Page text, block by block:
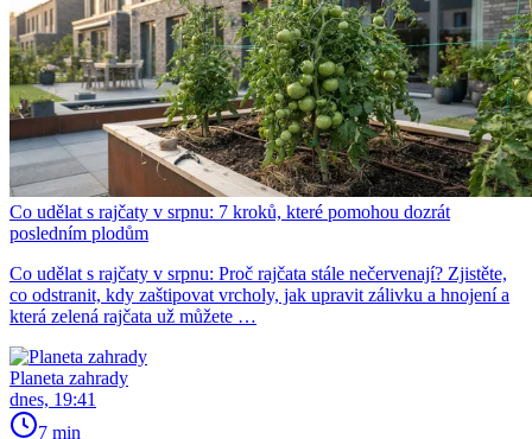
Co udělat s rajčaty v srpnu: 7 kroků, které pomohou dozrát
posledním plodům
Co udělat s rajčaty v srpnu: Proč rajčata stále nečervenají? Zjistěte,
co odstranit, kdy zaštipovat vrcholy, jak upravit zálivku a hnojení a
která zelená rajčata už můžete …
Planeta zahrady
dnes, 19:41
7 min